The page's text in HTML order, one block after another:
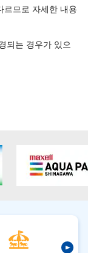
르므로 자세한 내용
되는 경우가 있으